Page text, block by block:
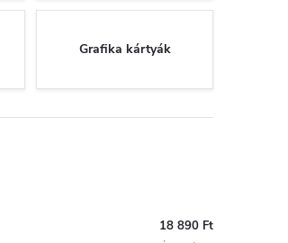
Grafika kártyák
18 890 Ft